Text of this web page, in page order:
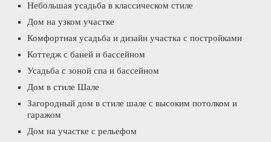
Небольшая усадьба в классическом стиле
Дом на узком участке
Комфортная усадьба и дизайн участка с постройками
Коттедж с баней и бассейном
Усадьба с зоной спа и бассейном
Дом в стиле Шале
Загородный дом в стиле шале с высоким потолком и
гаражом
Дом на участке с рельефом